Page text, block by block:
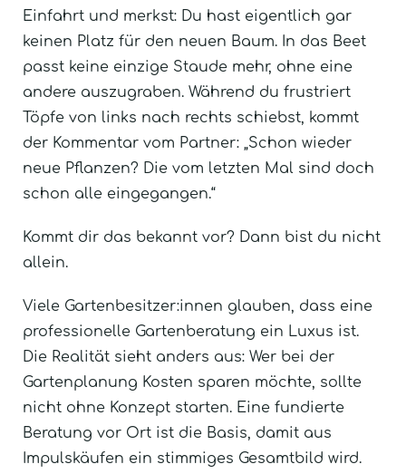
Einfahrt und merkst: Du hast eigentlich gar
keinen Platz für den neuen Baum. In das Beet
passt keine einzige Staude mehr, ohne eine
andere auszugraben. Während du frustriert
Töpfe von links nach rechts schiebst, kommt
der Kommentar vom Partner: „Schon wieder
neue Pflanzen? Die vom letzten Mal sind doch
schon alle eingegangen.“
Kommt dir das bekannt vor? Dann bist du nicht
allein.
Viele Gartenbesitzer:innen glauben, dass eine
professionelle Gartenberatung ein Luxus ist.
Die Realität sieht anders aus: Wer bei der
Gartenplanung Kosten sparen möchte, sollte
nicht ohne Konzept starten. Eine fundierte
Beratung vor Ort ist die Basis, damit aus
Impulskäufen ein stimmiges Gesamtbild wird.